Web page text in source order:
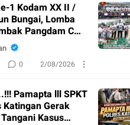
1 Kodam XX II /
Bungai, Lomba
Pangdam Cup
0 2/08/2026
Pamapta lll SPKT
Katingan Gerak
Kasus